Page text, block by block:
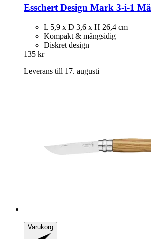
Esschert Design Mark 3-​i-​1
L 5,9 x D 3,6 x H 26,4 cm
Kompakt & mångsidig
Diskret design
135 kr
Leverans till 17. augusti
Varukorg